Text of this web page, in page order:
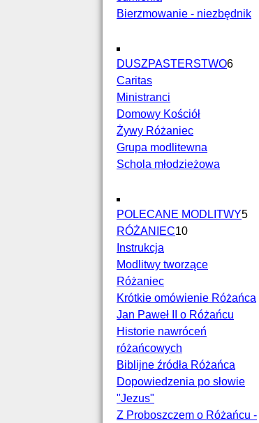
Bierzmowanie - niezbędnik
DUSZPASTERSTWO6
Caritas
Ministranci
Domowy Kościół
Żywy Różaniec
Grupa modlitewna
Schola młodzieżowa
POLECANE MODLITWY5
RÓŻANIEC10
Instrukcja
Modlitwy tworzące
Różaniec
Krótkie omówienie Różańca
Jan Paweł II o Różańcu
Historie nawróceń
różańcowych
Biblijne źródła Różańca
Dopowiedzenia po słowie
"Jezus"
Z Proboszczem o Różańcu -